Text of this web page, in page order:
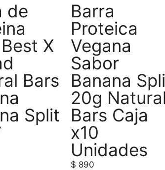
de
X
Bars
Split
Barra
Proteica
Vegana
Sabor
Banana
20g Natural
Bars Caja
x10
Unidades
$ 890